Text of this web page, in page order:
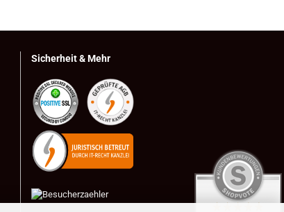
Sicherheit & Mehr